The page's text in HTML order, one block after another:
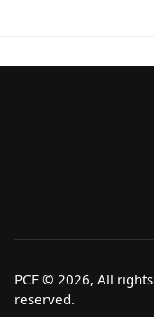
PCF © 2026, All rights
reserved.